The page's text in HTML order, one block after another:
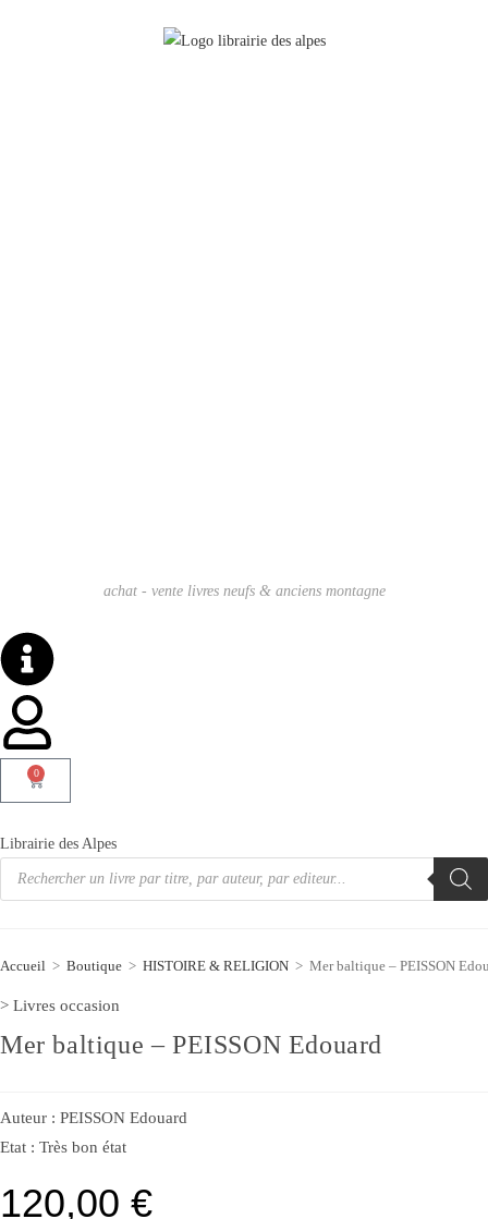
achat - vente livres neufs & anciens montagne
0
Librairie des Alpes
Accueil > Boutique > HISTOIRE & RELIGION > Mer baltique – PEISSON
> Livres occasion
Mer baltique – PEISSON Edouard
Auteur : PEISSON Edouard
Etat : Très bon état
120,00 €